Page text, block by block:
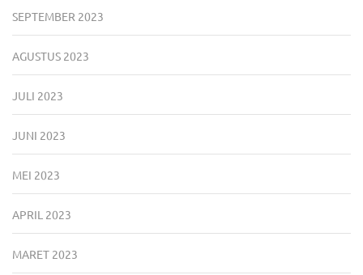
SEPTEMBER 2023
AGUSTUS 2023
JULI 2023
JUNI 2023
MEI 2023
APRIL 2023
MARET 2023